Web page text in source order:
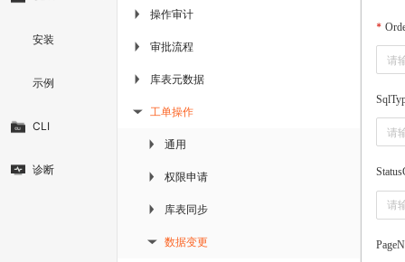
安装
示例
CLI
诊断
▶ 操作审计
▶ 审批流程
▶ 库表元数据
▶ 工单操作
▶ 通用
▶ 权限申请
▶ 库表同步
▶ 数据变更